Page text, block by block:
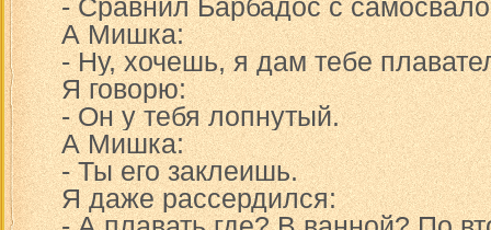
- Сравнил Барбадос с
А Мишка:
- Ну, хочешь, я дам тебе
Я говорю:
- Он у тебя лопнутый.
А Мишка:
- Ты его заклеишь.
Я даже рассердился: